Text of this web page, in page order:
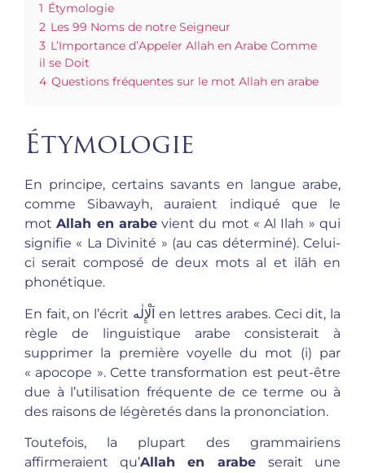
1 Étymologie
2 Les 99 Noms de notre Seigneur
3 L’Importance d’Appeler Allah en Arabe Comme
il se Doit
4 Questions fréquentes sur le mot Allah en arabe
Étymologie
En principe, certains savants en langue arabe,
comme Sibawayh, auraient indiqué que le
motAllah en arabevient du mot « Al Ilah » qui
signifie « La Divinité » (au cas déterminé). Celui-
ci serait composé de deux mots al et ilāh en
phonétique.
En fait, on l’écrit اَلْإِلٰه en lettres arabes. Ceci dit, la
règle de linguistique arabe consisterait à
supprimer la première voyelle du mot (i) par
« apocope ». Cette transformation est peut-être
due à l’utilisation fréquente de ce terme ou à
des raisons de légèretés dans la prononciation.
Toutefois, la plupart des grammairiens
affirmeraient qu’Allah en arabe serait une